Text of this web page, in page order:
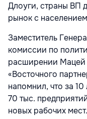
Длоуги, страны ВП
рынок с
Заместитель
комиссии по
расширении Мацей
«Восточного
напомнил, что за
70 тыс.
новых рабочих мест.